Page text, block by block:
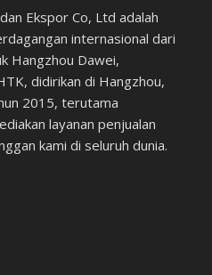
Ekspor Co, Ltd adalah
internasional dari
Hangzhou Dawei,
didirikan di Hangzhou,
2015, terutama
layanan penjualan
kami di seluruh dunia.